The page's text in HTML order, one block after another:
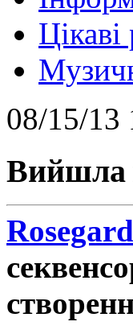
08/15/13
Вийшла